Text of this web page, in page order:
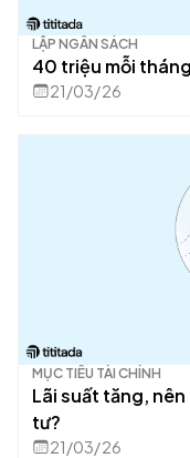
LẬP NGÂN SÁCH
40 triệu mỗi
21/03/26
MỤC TIÊU TÀI CHÍNH
Lãi suất tăng,
tư?
21/03/26